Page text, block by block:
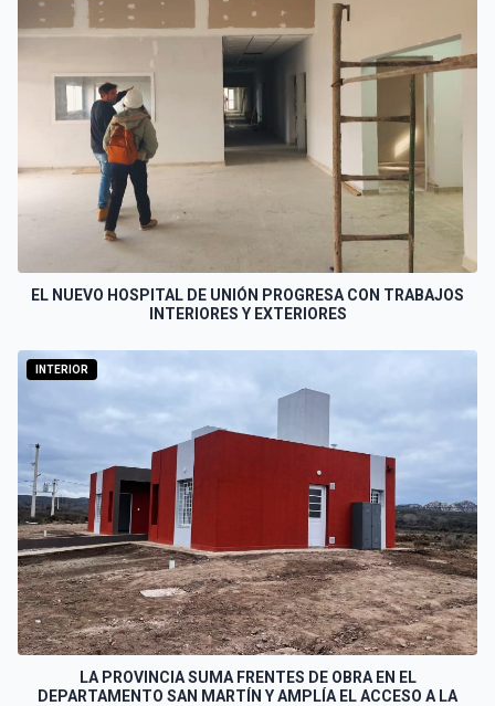
EL NUEVO HOSPITAL DE UNIÓN PROGRESA CON TRABAJOS
INTERIORES Y EXTERIORES
INTERIOR
LA PROVINCIA SUMA FRENTES DE OBRA EN EL
DEPARTAMENTO SAN MARTÍN Y AMPLÍA EL ACCESO A LA